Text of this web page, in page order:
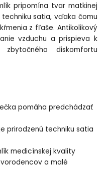
pripomína tvar matkinej
satia, vďaka čomu
z fľaše. Antikolikový
vzduchu a prispieva k
diskomfortu
pomáha predchádzať
prirodzenú techniku satia
medicínskej kvality
a malé